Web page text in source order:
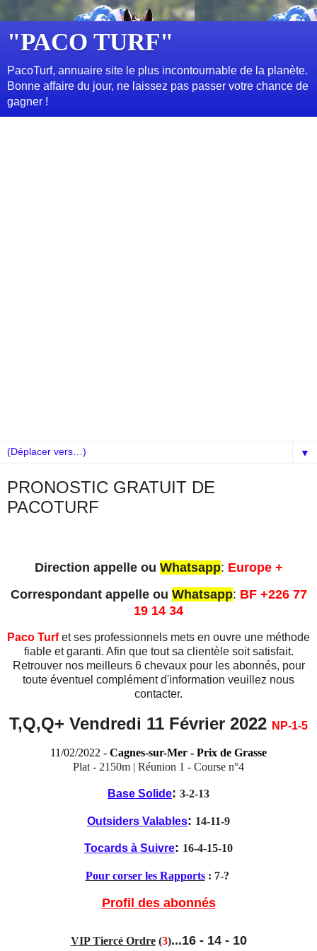
"PACO TURF"
PacoTurf, annuaire site le plus incontournable de la planète.
Bonne affaire du jour, ne laissez pas passer votre chance de
gagner !
▼
PRONOSTIC GRATUIT DE
PACOTURF
Direction appelle ou Whatsapp: Europe +
Correspondant appelle ou Whatsapp: BF +226 77
19 14 34
Paco Turfet ses professionnels mets en ouvre une méthode
fiable et garanti. Afin que tout sa clientèle soit satisfait.
Retrouver nos meilleurs 6 chevaux pour les abonnés, pour
toute éventuel complément d'information veuillez nous
contacter.
T,Q,Q+ Vendredi 11 Février 2022 NP-1-5
11/02/2022 - Cagnes-sur-Mer - Prix de Grasse
Plat - 2150m | Réunion 1 - Course n°4
Base Solide: 3-2-13
Outsiders Valables: 14-11-9
Tocards à Suivre: 16-4-15-10
Pour corser les Rapports: 7-?
Profil des abonnés
VIP Tiercé Ordre (3)...16 - 14 - 10